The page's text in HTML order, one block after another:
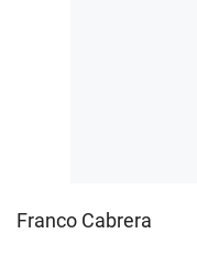
Franco Cabrera